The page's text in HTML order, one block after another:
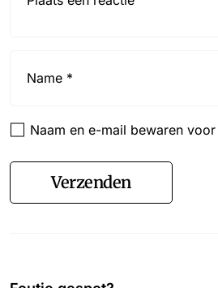
Naam en e-mail bewaren
Verzenden